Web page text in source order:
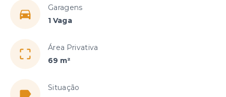
Garagens
1 Vaga
Área Privativa
69 m²
Situação